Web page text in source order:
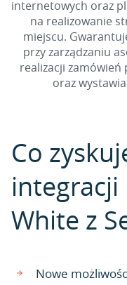
internetowych oraz
na realizowanie
miejscu.
przy zarządzaniu
realizacji zamówień
oraz
Co
integracji
White z
Nowe